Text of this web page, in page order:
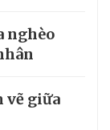
nghèo
vẽ giữa